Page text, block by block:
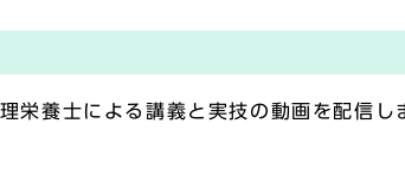
養士による講義と実技の動画を配信し